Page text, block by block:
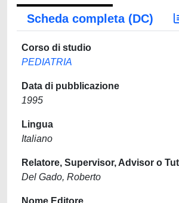
Scheda completa (DC)
Corso di studio
PEDIATRIA
Data di pubblicazione
1995
Lingua
Italiano
Relatore, Supervisor, Advisor o
Del Gado, Roberto
Nome Editore